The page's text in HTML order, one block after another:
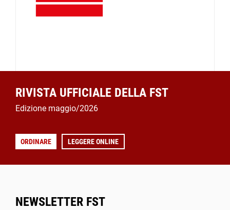
RIVISTA UFFICIALE DELLA FST
Edizione maggio/2026
ORDINARE LEGGERE ONLINE
NEWSLETTER FST